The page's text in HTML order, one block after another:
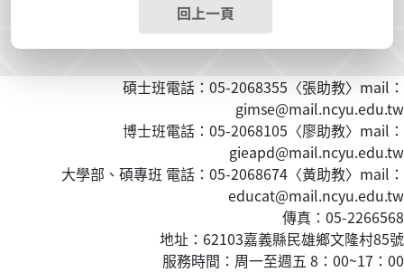
回上一頁
碩士班電話：05-2068355〈張助教〉mail：
gimse@mail.ncyu.edu.tw
博士班電話：05-2068105〈廖助教〉mail：
gieapd@mail.ncyu.edu.tw
大學部、碩專班 電話：05-2068674〈黃助教〉mail：
educat@mail.ncyu.edu.tw
傳真：05-2266568
地址：62103嘉義縣民雄鄉文隆村85號
服務時間：周一至週五 8：00~17：00